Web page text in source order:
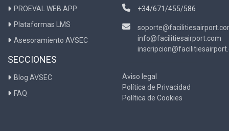
PROEVAL WEB APP
Plataformas LMS
Asesoramiento AVSEC
SECCIONES
Blog AVSEC
FAQ
+34/671/455/586
info@facilitiesairport.com
Aviso legal
Política de Privacidad
Política de Cookies